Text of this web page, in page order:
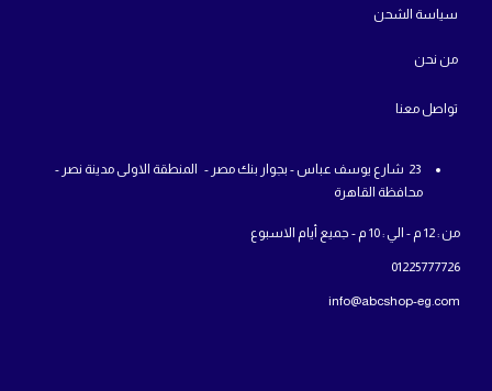
سياسة الشحن
من نحن
تواص ل معنا
23 شارع يوسف عباس - بجوار بنك مصر - المنطقة الاولى مدينة نصر -
محافظة القاهرة
من : 12 م - الي : 10 م - جميع أيام الاسبوع
01225777726
info@abcshop-eg.com